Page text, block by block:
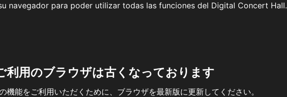
navegador para poder utilizar todas las funciones del Digital Concert Hall.
利用のブラウザは古くなっております
機能をご利用いただくために、ブラウザを最新版に更新してください。